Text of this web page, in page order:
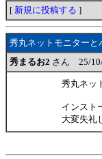
[ 新規に投稿する ]
秀丸ネットモニターと
秀まるお2 さん 25/
秀丸ネッ
インスト
大変失礼